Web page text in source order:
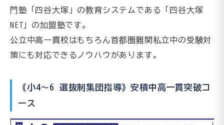
門塾「四谷大塚」の教育システムである「四谷大塚
NET」の加盟塾です。
公立中高一貫校はもちろん首都圏難関私立中の受験対
策にも対応できるノウハウがあります。
《小4〜6 選抜制集団指導》安積中高一貫突破コ
ース